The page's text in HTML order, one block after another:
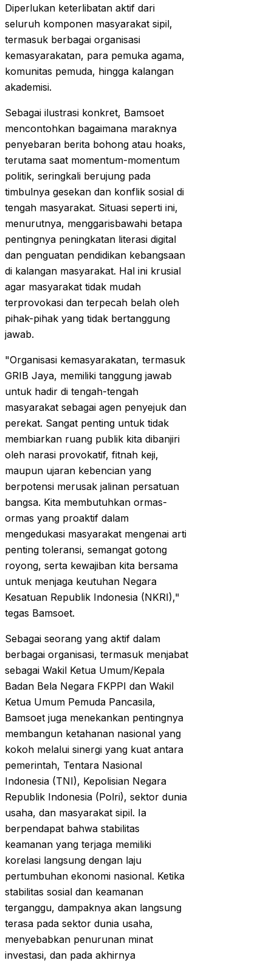
Diperlukan keterlibatan aktif dari
seluruh komponen masyarakat sipil,
termasuk berbagai organisasi
kemasyarakatan, para pemuka agama,
komunitas pemuda, hingga kalangan
akademisi.
Sebagai ilustrasi konkret, Bamsoet
mencontohkan bagaimana maraknya
penyebaran berita bohong atau hoaks,
terutama saat momentum-momentum
politik, seringkali berujung pada
timbulnya gesekan dan konflik sosial di
tengah masyarakat. Situasi seperti ini,
menurutnya, menggarisbawahi betapa
pentingnya peningkatan literasi digital
dan penguatan pendidikan kebangsaan
di kalangan masyarakat. Hal ini krusial
agar masyarakat tidak mudah
terprovokasi dan terpecah belah oleh
pihak-pihak yang tidak bertanggung
jawab.
"Organisasi kemasyarakatan, termasuk
GRIB Jaya, memiliki tanggung jawab
untuk hadir di tengah-tengah
masyarakat sebagai agen penyejuk dan
perekat. Sangat penting untuk tidak
membiarkan ruang publik kita dibanjiri
oleh narasi provokatif, fitnah keji,
maupun ujaran kebencian yang
berpotensi merusak jalinan persatuan
bangsa. Kita membutuhkan ormas-
ormas yang proaktif dalam
mengedukasi masyarakat mengenai arti
penting toleransi, semangat gotong
royong, serta kewajiban kita bersama
untuk menjaga keutuhan Negara
Kesatuan Republik Indonesia (NKRI),"
tegas Bamsoet.
Sebagai seorang yang aktif dalam
berbagai organisasi, termasuk menjabat
sebagai Wakil Ketua Umum/Kepala
Badan Bela Negara FKPPI dan Wakil
Ketua Umum Pemuda Pancasila,
Bamsoet juga menekankan pentingnya
membangun ketahanan nasional yang
kokoh melalui sinergi yang kuat antara
pemerintah, Tentara Nasional
Indonesia (TNI), Kepolisian Negara
Republik Indonesia (Polri), sektor dunia
usaha, dan masyarakat sipil. Ia
berpendapat bahwa stabilitas
keamanan yang terjaga memiliki
korelasi langsung dengan laju
pertumbuhan ekonomi nasional. Ketika
stabilitas sosial dan keamanan
terganggu, dampaknya akan langsung
terasa pada sektor dunia usaha,
menyebabkan penurunan minat
investasi, dan pada akhirnya